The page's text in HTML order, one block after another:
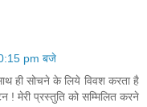
pm बजे
ही सोचने के लिये विवश करता है
मेरी प्रस्तुति को सम्मिलित करने